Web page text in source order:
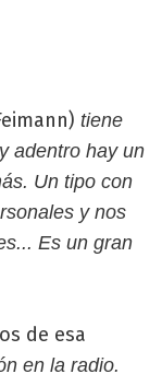
tiene
adentro hay un
Un tipo con
y nos
Es un gran
de esa
en la radio.